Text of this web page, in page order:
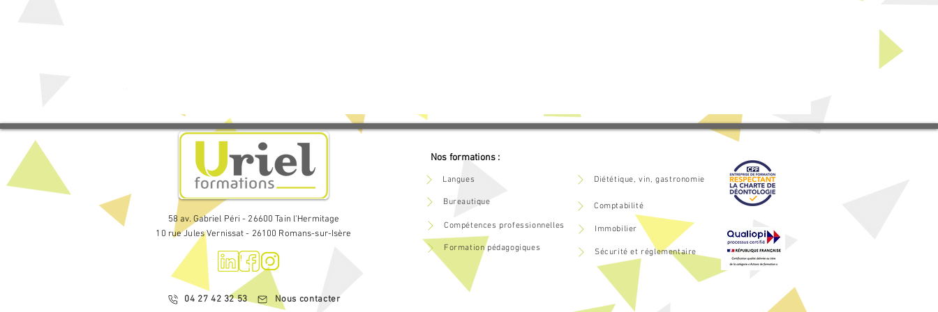
58 av. Gabriel Péri - 26600 Tain l'Hermitage
10 rue Jules Vernissat - 26100 Romans-sur-Isère
Nos formations :
Langues Diététique, vin, gastronomie
Comptabilité
Immobilier
Sécurité et réglementaire
04 27 42 32 53 Nous contacter
Bureautique
Compétences professionnelles
Formation pédagogiques